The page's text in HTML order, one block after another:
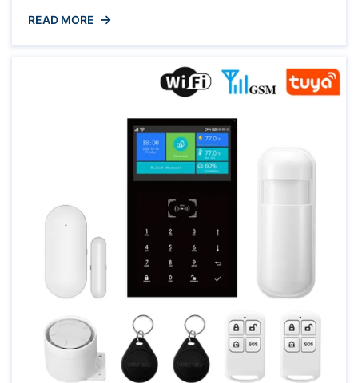
inbraak en andere noodsituaties. In tegenstelling
tot traditionele alarmsystemen die afhankelijk zijn
van een vaste telefoonlijn, maakt een draadloos
GSM alarmsysteem gebruik van het mobiele
READ MORE